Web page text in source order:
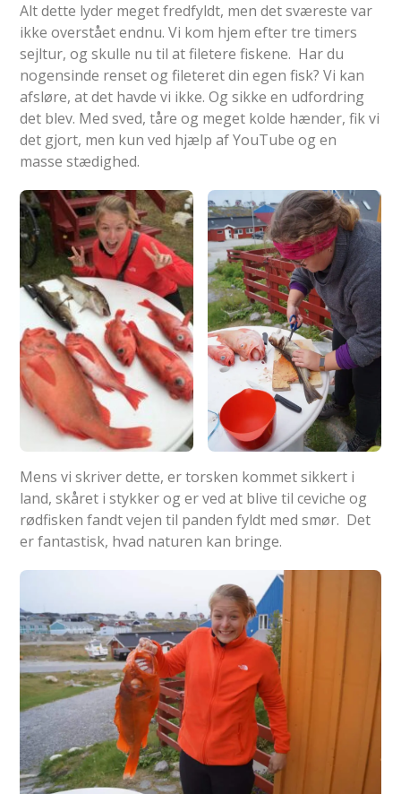
Alt dette lyder meget fredfyldt, men det sværeste var
ikke overstået endnu. Vi kom hjem efter tre timers
sejltur, og skulle nu til at filetere fiskene. Har du
nogensinde renset og fileteret din egen fisk? Vi kan
afsløre, at det havde vi ikke. Og sikke en udfordring
det blev. Med sved, tåre og meget kolde hænder, fik vi
det gjort, men kun ved hjælp af YouTube og en
masse stædighed.
Mens vi skriver dette, er torsken kommet sikkert i
land, skåret i stykker og er ved at blive til ceviche og
rødfisken fandt vejen til panden fyldt med smør. Det
er fantastisk, hvad naturen kan bringe.